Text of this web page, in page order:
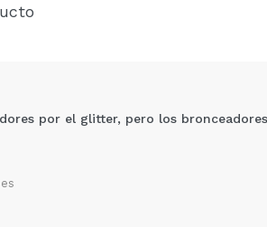
por el glitter, pero los